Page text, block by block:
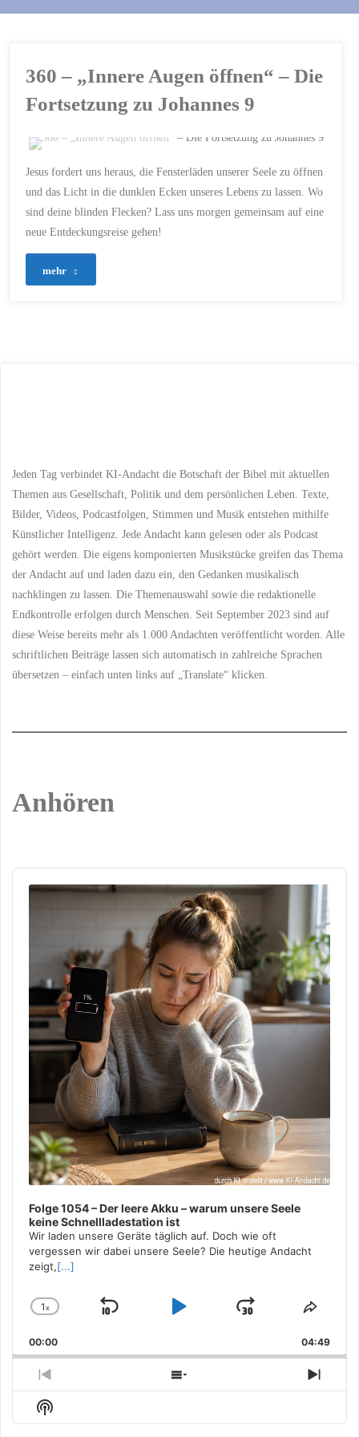
360 – „Innere Augen öffnen“ – Die
Fortsetzung zu Johannes 9
13/ ÄNGSTE/
ERKENNEN /GLAUBE/
GLAUBENSSÄTZE/GOTTES
BLINDHEIT/JESUS/
PERSPEKTIVEN
VERTRAUEN
Jesus fordert uns heraus, die Fensterläden unserer Seele zu öffnen
und das Licht in die dunklen Ecken unseres Lebens zu lassen. Wo
sind deine blinden Flecken? Lass uns morgen gemeinsam auf eine
neue Entdeckungsreise gehen!
mehr
Fortsetzung
Johannes
9"
Jeden Tag verbindet KI-Andacht die Botschaft der Bibel mit aktuellen
Themen aus Gesellschaft, Politik und dem persönlichen Leben. Texte,
Bilder, Videos, Podcastfolgen, Stimmen und Musik entstehen mithilfe
Künstlicher Intelligenz. Jede Andacht kann gelesen oder als Podcast
gehört werden. Die eigens komponierten Musikstücke greifen das Thema
der Andacht auf und laden dazu ein, den Gedanken musikalisch
nachklingen zu lassen. Die Themenauswahl sowie die redaktionelle
Endkontrolle erfolgen durch Menschen. Seit September 2023 sind auf
diese Weise bereits mehr als 1.000 Andachten veröffentlicht worden. Alle
schriftlichen Beiträge lassen sich automatisch in zahlreiche Sprachen
übersetzen – einfach unten links auf „Translate“ klicken.
Anhören
Audio
Player
Folge 1054 – Der leere Akku – warum unsere Seele
keine Schnellladestation ist
Wir laden unsere Geräte täglich auf. Doch wie oft
vergessen wir dabei unsere Seele? Die heutige Andacht
zeigt,[...]
Change
Rate
1x
Skip
Play
Jump
Forward
Share
00:00 04:49
Previous
Episode
Show
Episodes
Next
Show
Podcast